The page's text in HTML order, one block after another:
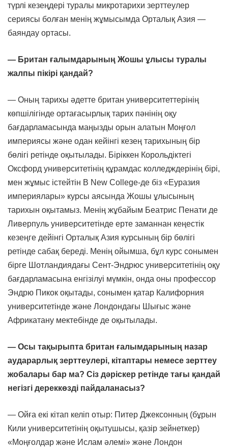
түрлі кезеңдері туралы микротарихи зерттеулер
сериясы болған менің жұмысымда Орталық Азия —
баяндау ортасы.
— Британ ғалымдарының Жошы ұлысы туралы
жалпы пікірі қандай?
— Оның тарихы әдетте британ университеттерінің
көпшілігінде ортағасырлық тарих пәнінің оқу
бағдарламасында маңызды орын алатын Моңғол
империясы және одан кейінгі кезең тарихының бір
бөлігі ретінде оқытылады. Біріккен Корольдіктегі
Оксфорд университетінің құрамдас колледждерінің бірі,
мен жұмыс істейтін В New College-де біз «Еуразия
империялары» курсы аясында Жошы ұлысының
тарихын оқытамыз. Менің жұбайым Беатрис Пенати де
Ливерпуль университетінде ерте заманнан кеңестік
кезеңге дейінгі Орталық Азия курсының бір бөлігі
ретінде сабақ береді. Менің ойымша, бұл курс сонымен
бірге Шотландиядағы Сент-Эндрюс университетінің оқу
бағдарламасына енгізілуі мүмкін, онда оны профессор
Эндрю Пикок оқытады, сонымен қатар Калифорния
университетінде және Лондондағы Шығыс және
Африкатану мектебінде де оқытылады.
— Осы тақырыпта британ ғалымдарының назар
аударарлық зерттеулері, кітаптары немесе зерттеу
жобалары бар ма? Сіз дәріскер ретінде тағы қандай
негізгі дереккөзді пайдаланасыз?
— Ойға екі кітап келіп отыр: Питер Джексонның (бұрын
Кили университетінің оқытушысы, қазір зейнеткер)
«Моңғолдар және Ислам әлемі» және Лондон